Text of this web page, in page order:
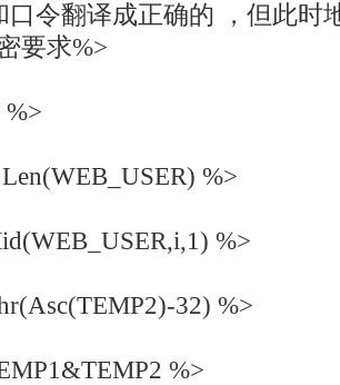
口令翻译成正确的 ，但此时
要求%>
%>
%>
32) %>
%>